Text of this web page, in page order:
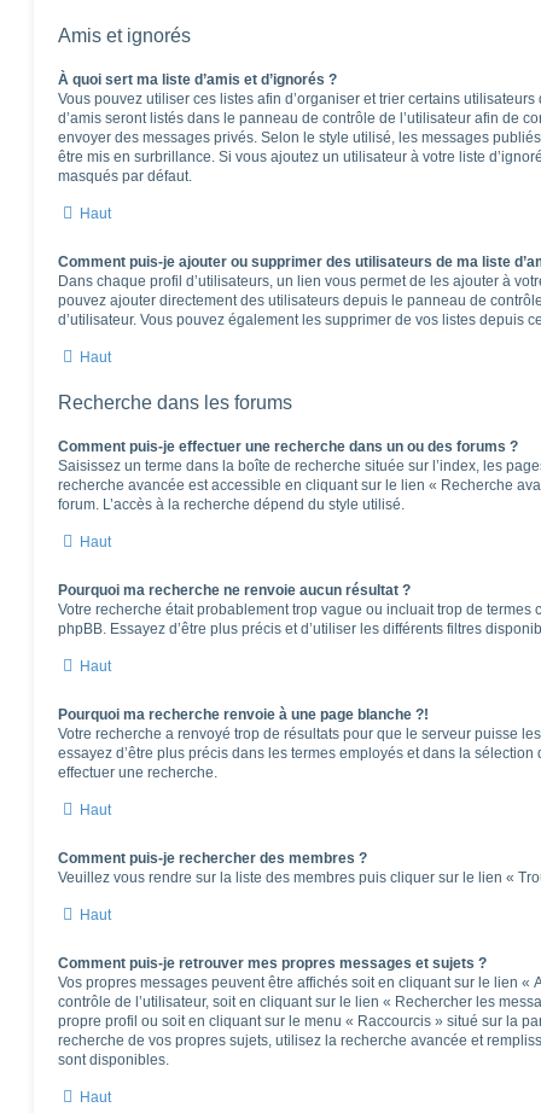
Amis et ignorés
À quoi sert ma liste d’amis et d’ignorés ?
Vous pouvez utiliser ces listes afin d’organiser et trier certains
d’amis seront listés dans le panneau de contrôle de l’utilisateur afin de
envoyer des messages privés. Selon le style utilisé, les messages
être mis en surbrillance. Si vous ajoutez un utilisateur à votre liste
masqués par défaut.
Haut
Comment puis-je ajouter ou supprimer des utilisateurs de ma liste
Dans chaque profil d’utilisateurs, un lien vous permet de les ajouter à
pouvez ajouter directement des utilisateurs depuis le panneau de
d’utilisateur. Vous pouvez également les supprimer de vos listes depuis
Haut
Recherche dans les forums
Comment puis-je effectuer une recherche dans un ou des forums ?
Saisissez un terme dans la boîte de recherche située sur l’index, les
recherche avancée est accessible en cliquant sur le lien « Recherche
forum. L’accès à la recherche dépend du style utilisé.
Haut
Pourquoi ma recherche ne renvoie aucun résultat ?
Votre recherche était probablement trop vague ou incluait trop de termes
phpBB. Essayez d’être plus précis et d’utiliser les différents filtres
Haut
Pourquoi ma recherche renvoie à une page blanche ?!
Votre recherche a renvoyé trop de résultats pour que le serveur puisse
essayez d’être plus précis dans les termes employés et dans la
effectuer une recherche.
Haut
Comment puis-je rechercher des membres ?
Veuillez vous rendre sur la liste des membres puis cliquer sur le lien «
Haut
Comment puis-je retrouver mes propres messages et sujets ?
Vos propres messages peuvent être affichés soit en cliquant sur le lien «
contrôle de l’utilisateur, soit en cliquant sur le lien « Rechercher les
propre profil ou soit en cliquant sur le menu « Raccourcis » situé sur la
recherche de vos propres sujets, utilisez la recherche avancée et
sont disponibles.
Haut